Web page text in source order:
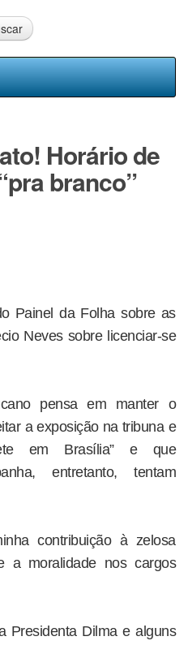
Horário de
branco”
Painel da Folha sobre as
Neves sobre licenciar-se
pensa em manter o
a exposição na tribuna e
em Brasília” e que
entretanto, tentam
contribuição à zelosa
a moralidade nos cargos
Presidenta Dilma e alguns